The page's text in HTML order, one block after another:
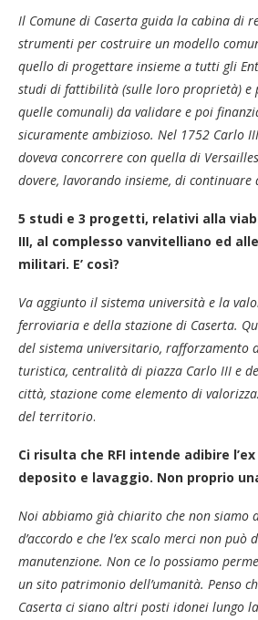
Il Comune di Caserta guida la cabina di
strumenti per costruire un modello
quello di progettare insieme a tutti gli
studi di fattibilità (sulle loro proprietà) e
quelle comunali) da validare e poi
sicuramente ambizioso. Nel 1752 Carlo
doveva concorrere con quella di
dovere, lavorando insieme, di
5 studi e 3 progetti, relativi alla
III, al complesso vanvitelliano ed
militari. E’ così?
Va aggiunto il sistema università e la
ferroviaria e della stazione di Caserta.
del sistema universitario, rafforzamento
turistica, centralità di piazza Carlo III e
città, stazione come elemento di
del territorio.
Ci risulta che RFI intende adibire
deposito e lavaggio. Non proprio
Noi abbiamo già chiarito che non siamo
d’accordo e che l’ex scalo merci non può
manutenzione. Non ce lo possiamo
un sito patrimonio dell’umanità. Penso
Caserta ci siano altri posti idonei lungo